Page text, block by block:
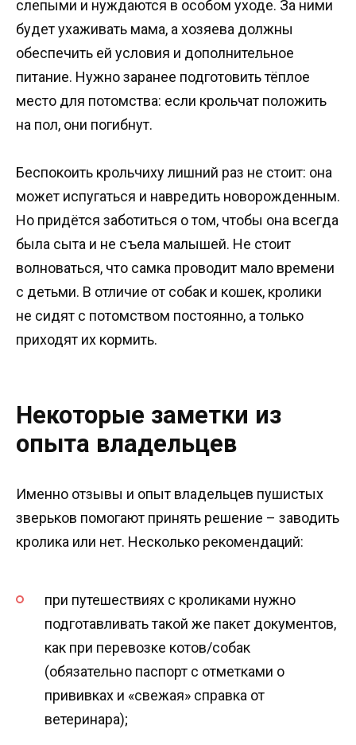
слепыми и нуждаются в особом уходе. За ними
будет ухаживать мама, а хозяева должны
обеспечить ей условия и дополнительное
питание. Нужно заранее подготовить тёплое
место для потомства: если крольчат положить
на пол, они погибнут.
Беспокоить крольчиху лишний раз не стоит: она
может испугаться и навредить новорожденным.
Но придётся заботиться о том, чтобы она всегда
была сыта и не съела малышей. Не стоит
волноваться, что самка проводит мало времени
с детьми. В отличие от собак и кошек, кролики
не сидят с потомством постоянно, а только
приходят их кормить.
Некоторые заметки из
опыта владельцев
Именно отзывы и опыт владельцев пушистых
зверьков помогают принять решение – заводить
кролика или нет. Несколько рекомендаций:
при путешествиях с кроликами нужно
подготавливать такой же пакет документов,
как при перевозке котов/собак
(обязательно паспорт с отметками о
прививках и «свежая» справка от
ветеринара);